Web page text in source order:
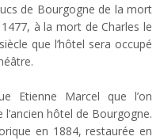
de Bourgogne de la mort
à la mort de Charles le
que l’hôtel sera occupé
Etienne Marcel que l’on
hôtel de Bourgogne.
en 1884, restaurée en